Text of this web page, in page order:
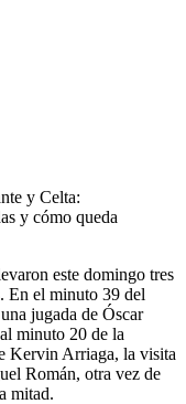
y Celta:
y cómo queda
este domingo tres
En el minuto 39 del
jugada de Óscar
minuto 20 de la
Kervin Arriaga, la visita
Román, otra vez de
mitad.